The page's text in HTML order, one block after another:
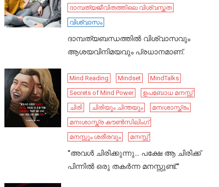
ദാമ്പത്യജീവിതത്തിലെ വിശ്വസ്തത
വിശ്വാസം
ദാമ്പത്യബന്ധത്തിൽ വിശ്വാസവും
ആശയവിനിമയവും പ്രധാനമാണ്.
Mind Reading Mindset
MindTalks
Secrets of Mind Power
ഉപബോധ മനസ്സ്
ചിരി
ചിരിയും ചിന്തയും
മനഃശാസ്ത്രം
മനഃശാസ്ത്ര കൗൺസിലിംഗ്
മനസ്സും ശരീരവും
മനസ്സ്
“അവൾ ചിരിക്കുന്നു… പക്ഷേ ആ ചിരിക്ക്
പിന്നിൽ ഒരു തകർന്ന മനസ്സുണ്ട്.”